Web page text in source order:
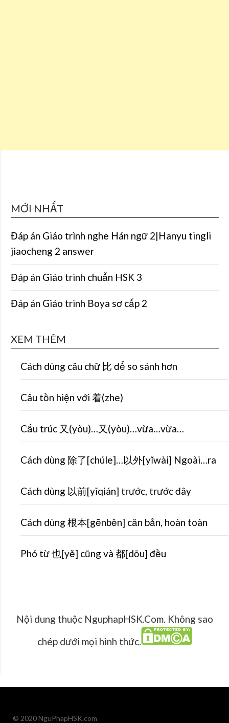
MỚI NHẤT
Đáp án Giáo trình nghe Hán ngữ 2|Hanyu tingli
jiaocheng 2 answer
Đáp án Giáo trình chuẩn HSK 3
Đáp án Giáo trình Boya sơ cấp 2
XEM THÊM
Cách dùng câu chữ 比 để so sánh hơn
Câu tồn hiện với 着(zhe)
Cấu trúc 又(yòu)…又(yòu)…vừa…vừa…
Cách dùng 除了[chúle]…以外[yǐwài] Ngoài…ra
Cách dùng 以前[yǐqián] trước, trước đây
Cách dùng 根本[gēnběn] căn bản, hoàn toàn
Phó từ 也[yě] cũng và 都[dōu] đều
Nội dung thuộc NguphapHSK.Com. Không sao
chép dưới mọi hình thức.
© 2020 NguPhapHSK.com